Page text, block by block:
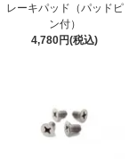
レーキパッド（パッドピ
ン付）
4,780円(税込)